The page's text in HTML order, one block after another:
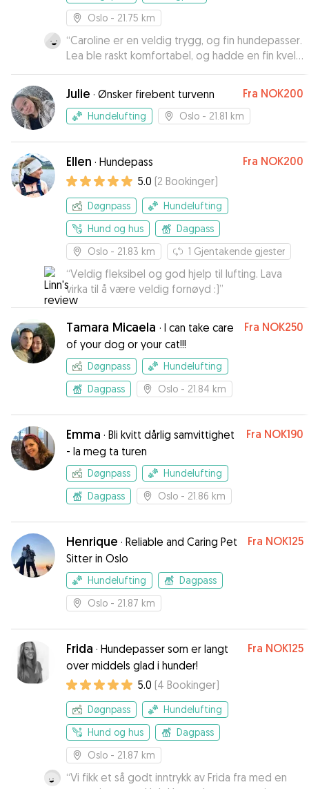
Oslo - 21.75 km
“Caroline er en veldig trygg, og fin hundepasser.
Lea ble raskt komfortabel, og hadde en fin kveld
:)”
Julie · Ønsker firebent turvenn Fra NOK200
Hundelufting Oslo - 21.81 km
Ellen · Hundepass Fra NOK200
5.0 (2 Bookinger)
Døgnpass
Hundelufting
Hund og hus
Dagpass
Oslo - 21.83 km 1 Gjentakende gjester
“Veldig fleksibel og god hjelp til lufting. Lava
virka til å være veldig fornøyd :)”
Tamara Micaela · I can take care
of your dog or your cat!!!
Fra NOK250
Døgnpass
Hundelufting
Dagpass
Oslo - 21.84 km
Emma · Bli kvitt dårlig samvittighet
- la meg ta turen
Fra NOK190
Døgnpass
Hundelufting
Dagpass
Oslo - 21.86 km
Henrique · Reliable and Caring Pet
Sitter in Oslo
Fra NOK125
Hundelufting
Dagpass
Oslo - 21.87 km
Frida · Hundepasser som er langt
over middels glad i hunder!
Fra NOK125
5.0 (4 Bookinger)
Døgnpass
Hundelufting
Hund og hus
Dagpass
Oslo - 21.87 km
“Vi fikk et så godt inntrykk av Frida fra med en